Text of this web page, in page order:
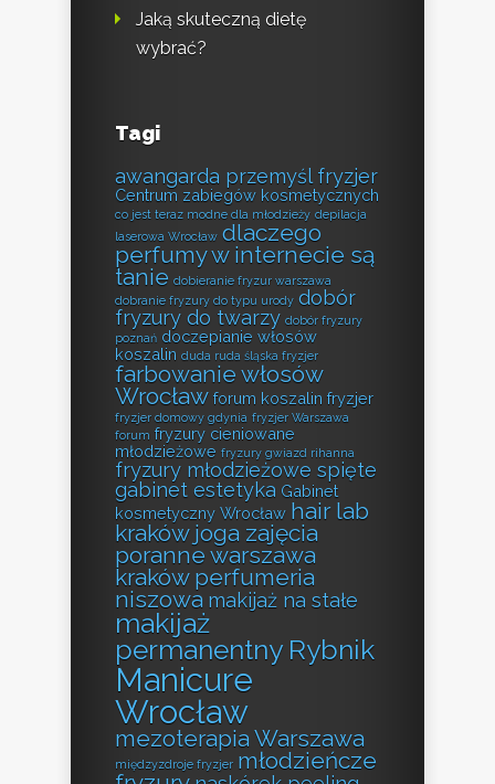
Jaką skuteczną dietę
wybrać?
Tagi
awangarda przemyśl fryzjer
Centrum zabiegów kosmetycznych
co jest teraz modne dla młodzieży depilacja
laserowa Wrocław dlaczego
perfumy w internecie są
tanie dobieranie fryzur warszawa
dobranie fryzury do typu urody dobór
fryzury do twarzy dobór fryzury
poznań doczepianie włosów
koszalin duda ruda śląska fryzjer
farbowanie włosów
Wrocław forum koszalin fryzjer
fryzjer domowy gdynia fryzjer Warszawa
forum fryzury cieniowane
młodzieżowe fryzury gwiazd rihanna
fryzury młodzieżowe spięte
gabinet estetyka Gabinet
kosmetyczny Wrocław hair lab
kraków joga zajęcia
poranne warszawa
kraków perfumeria
niszowa makijaż na stałe
makijaż
permanentny Rybnik
Manicure
Wrocław
mezoterapia Warszawa
międzyzdroje fryzjer młodzieńcze